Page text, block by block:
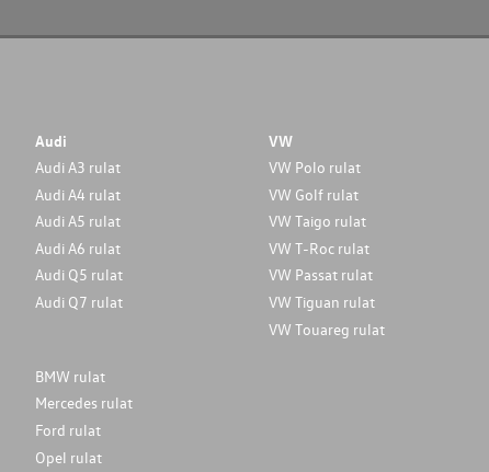
Audi
Audi A3 rulat
Audi A4 rulat
Audi A5 rulat
Audi A6 rulat
Audi Q5 rulat
Audi Q7 rulat
VW
VW Polo rulat
VW Golf rulat
VW Taigo rulat
VW T-Roc rulat
VW Passat rulat
VW Tiguan rulat
VW Touareg rulat
BMW rulat
Mercedes rulat
Ford rulat
Opel rulat